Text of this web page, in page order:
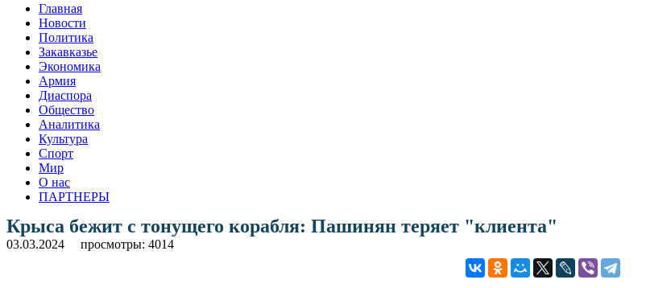
Главная
Новости
Политика
Закавказье
Экономика
Армия
Диаспора
Общество
Аналитика
Культура
Спорт
Мир
О нас
ПАРТНЕРЫ
Крыса бежит с тонущего корабля: Пашинян теряет "клиента"
03.03.2024 просмотры: 4014